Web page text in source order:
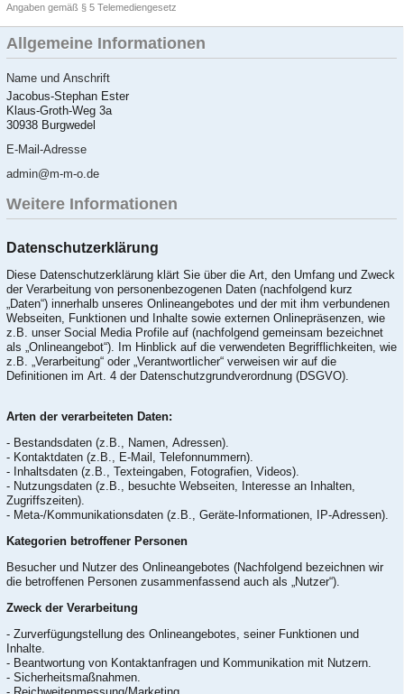
Angaben gemäß § 5 Telemediengesetz
Allgemeine Informationen
Name und Anschrift
Jacobus-Stephan Ester
Klaus-Groth-Weg 3a
30938 Burgwedel
E-Mail-Adresse
admin@m-m-o.de
Weitere Informationen
Datenschutzerklärung
Diese Datenschutzerklärung klärt Sie über die Art, den Umfang und Zweck
der Verarbeitung von personenbezogenen Daten (nachfolgend kurz
„Daten“) innerhalb unseres Onlineangebotes und der mit ihm verbundenen
Webseiten, Funktionen und Inhalte sowie externen Onlinepräsenzen, wie
z.B. unser Social Media Profile auf (nachfolgend gemeinsam bezeichnet
als „Onlineangebot“). Im Hinblick auf die verwendeten Begrifflichkeiten, wie
z.B. „Verarbeitung“ oder „Verantwortlicher“ verweisen wir auf die
Definitionen im Art. 4 der Datenschutzgrundverordnung (DSGVO).
Arten der verarbeiteten Daten:
- Bestandsdaten (z.B., Namen, Adressen).
- Kontaktdaten (z.B., E-Mail, Telefonnummern).
- Inhaltsdaten (z.B., Texteingaben, Fotografien, Videos).
- Nutzungsdaten (z.B., besuchte Webseiten, Interesse an Inhalten,
Zugriffszeiten).
- Meta-/Kommunikationsdaten (z.B., Geräte-Informationen, IP-Adressen).
Kategorien betroffener Personen
Besucher und Nutzer des Onlineangebotes (Nachfolgend bezeichnen wir
die betroffenen Personen zusammenfassend auch als „Nutzer“).
Zweck der Verarbeitung
- Zurverfügungstellung des Onlineangebotes, seiner Funktionen und
Inhalte.
- Beantwortung von Kontaktanfragen und Kommunikation mit Nutzern.
- Sicherheitsmaßnahmen.